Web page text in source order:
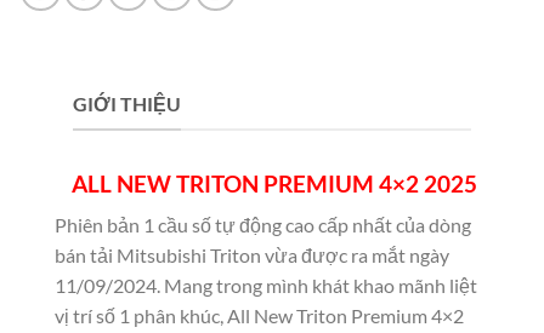
GIỚI THIỆU
ALL NEW TRITON PREMIUM 4×2 2025
Phiên bản 1 cầu số tự động cao cấp nhất của dòng
bán tải Mitsubishi Triton vừa được ra mắt ngày
11/09/2024. Mang trong mình khát khao mãnh liệt
vị trí số 1 phân khúc, All New Triton Premium 4×2